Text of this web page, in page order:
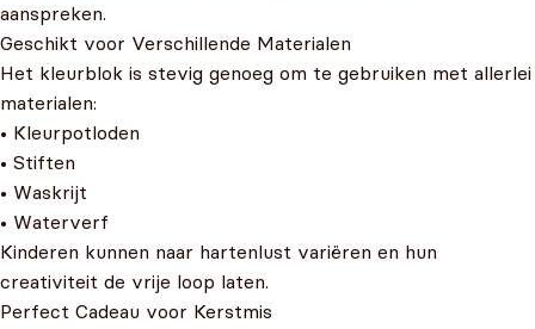
aanspreken.
Geschikt voor Verschillende Materialen
Het kleurblok is stevig genoeg om te gebruiken met allerlei
materialen:
• Kleurpotloden
• Stiften
• Waskrijt
• Waterverf
Kinderen kunnen naar hartenlust variëren en hun
creativiteit de vrije loop laten.
Perfect Cadeau voor Kerstmis